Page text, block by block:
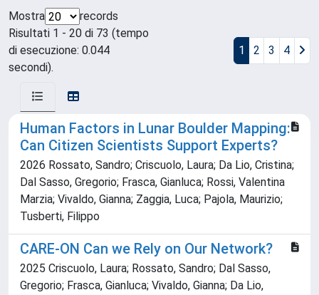
Mostra
records
Risultati 1 - 20 di 73 (tempo
di esecuzione: 0.044
secondi).
1 2 3 4
Human Factors in Lunar Boulder Mapping:
Can Citizen Scientists Support Experts?
2026 Rossato, Sandro; Criscuolo, Laura; Da Lio, Cristina;
Dal Sasso, Gregorio; Frasca, Gianluca; Rossi, Valentina
Marzia; Vivaldo, Gianna; Zaggia, Luca; Pajola, Maurizio;
Tusberti, Filippo
CARE-ON Can we Rely on Our Network?
2025 Criscuolo, Laura; Rossato, Sandro; Dal Sasso,
Gregorio; Frasca, Gianluca; Vivaldo, Gianna; Da Lio,